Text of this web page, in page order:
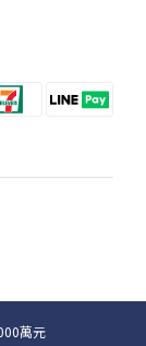
萬元